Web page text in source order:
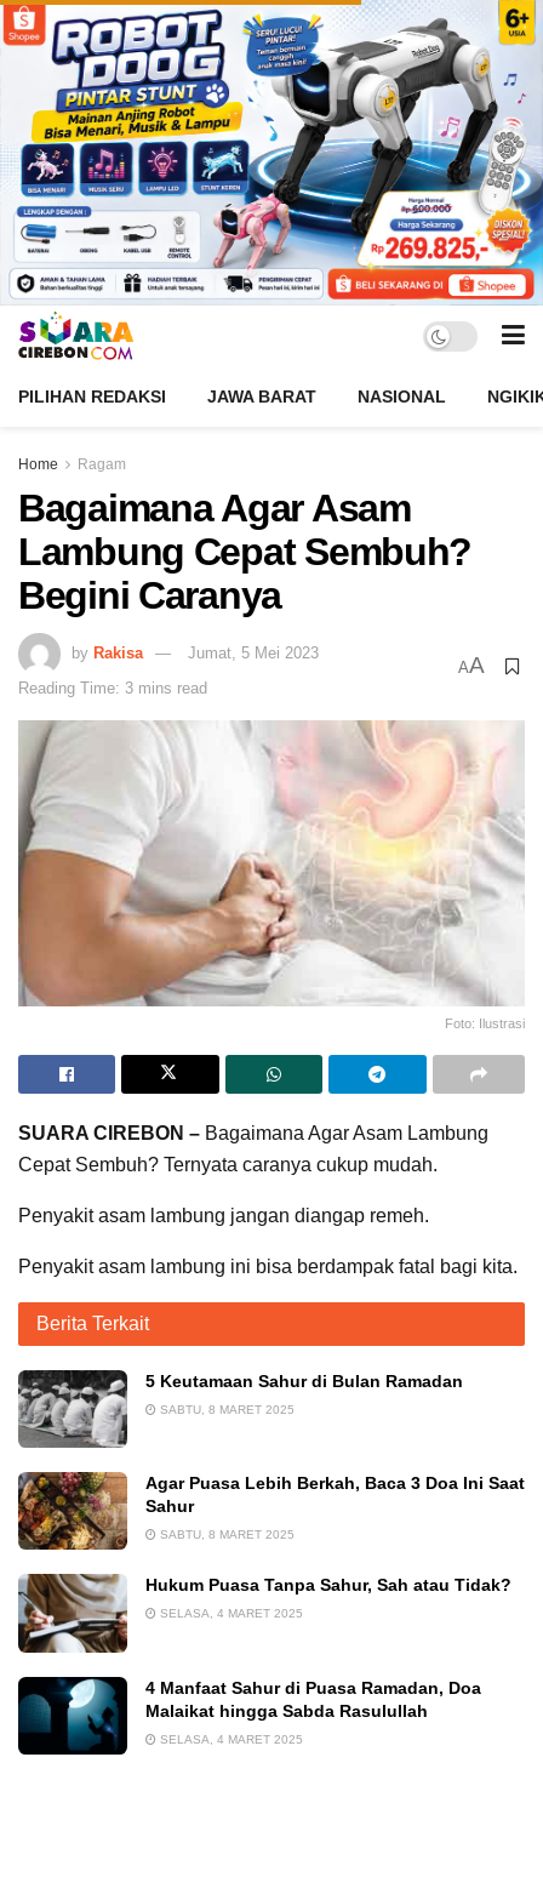
PILIHAN REDAKSI JAWA BARAT NASIONAL
Home Ragam
Bagaimana Agar Asam
Lambung Cepat Sembuh?
Begini Caranya
by Rakisa
Jumat, 5 Mei 2023
Reading Time: 3 mins read
AA
Foto: Ilustrasi
SUARA CIREBON – Bagaimana Agar Asam Lambung
Cepat Sembuh? Ternyata caranya cukup mudah.
Penyakit asam lambung jangan diangap remeh.
Penyakit asam lambung ini bisa berdampak fatal bagi kita.
Berita Terkait
5 Keutamaan Sahur di Bulan Ramadan
SABTU, 8 MARET 2025
Agar Puasa Lebih Berkah, Baca 3 Doa Ini Saat
Sahur
SABTU, 8 MARET 2025
Hukum Puasa Tanpa Sahur, Sah atau Tidak?
SELASA, 4 MARET 2025
4 Manfaat Sahur di Puasa Ramadan, Doa
Malaikat hingga Sabda Rasulullah
SELASA, 4 MARET 2025